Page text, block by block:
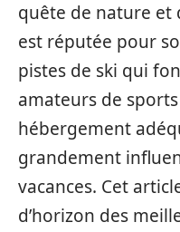
quête de nature et
est réputée pour
pistes de ski qui
amateurs de sports
hébergement
grandement
vacances. Cet
d’horizon des